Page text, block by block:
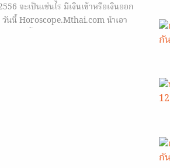
จะเป็นเช่นไร มีเงินเข้าหรือเงินออก
วันนี้ Horoscope.Mthai.com นำเอา